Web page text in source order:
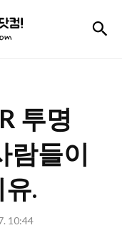
투명
람들이
.
10:44